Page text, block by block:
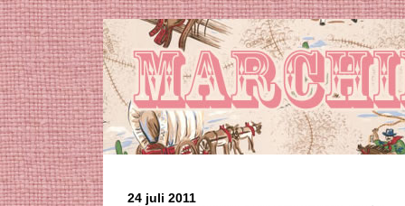
24 juli 2011